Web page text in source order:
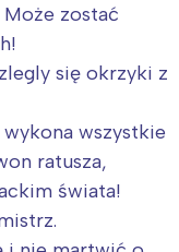
zostać
się okrzyki z
wszystkie
ratusza,
świata!